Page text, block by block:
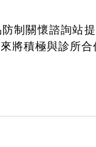
制關懷諮詢站
將積極與診所